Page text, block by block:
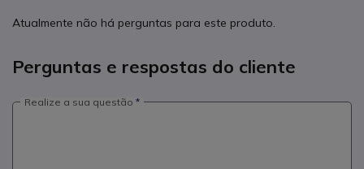
Atualmente não há perguntas para este produto.
Perguntas e respostas do cliente
Realize a sua questão